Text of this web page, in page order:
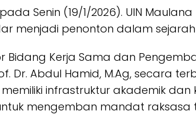
Senin (19/1/2026). UIN
menjadi penonton dalam sejarah
Bidang Kerja Sama dan
Dr. Abdul Hamid, M.Ag, secara
memiliki infrastruktur akademik
mengemban mandat raksasa